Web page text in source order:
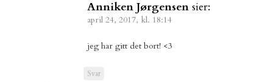
Anniken Jørgensen sier:
april 24, 2017, kl. 18:14
jeg har gitt det bort! <3
Svar